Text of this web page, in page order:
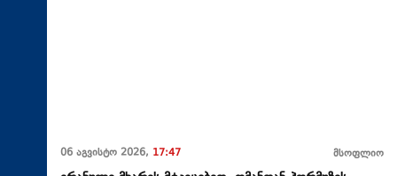
06 აგვისტო 2026, 17:47 მსოფლიო